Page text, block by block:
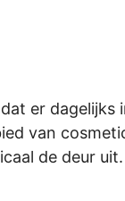
er dagelijks
van
de deur